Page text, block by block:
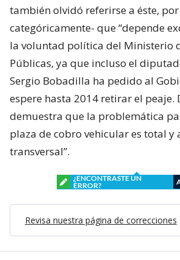
también olvidó referirse a éste,
categóricamente- que “depende
la voluntad política del Ministerio
Públicas, ya que incluso el
Sergio Bobadilla ha pedido al
espere hasta 2014 retirar el peaje.
demuestra que la problemática
plaza de cobro vehicular es total y
transversal”.
¿ENCONTRASTE UN
ERROR?
Revisa nuestra página de correcciones